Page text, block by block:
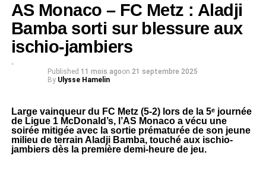
AS Monaco – FC Metz : Aladji
Bamba sorti sur blessure aux
ischio-jambiers
Published 11 mois agoon 21 septembre 2025
By Ulysse Hamelin
Large vainqueur du FC Metz (5-2) lors de la 5ᵉ journée
de Ligue 1 McDonald’s, l’AS Monaco a vécu une
soirée mitigée avec la sortie prématurée de son jeune
milieu de terrain Aladji Bamba, touché aux ischio-
jambiers dès la première demi-heure de jeu.